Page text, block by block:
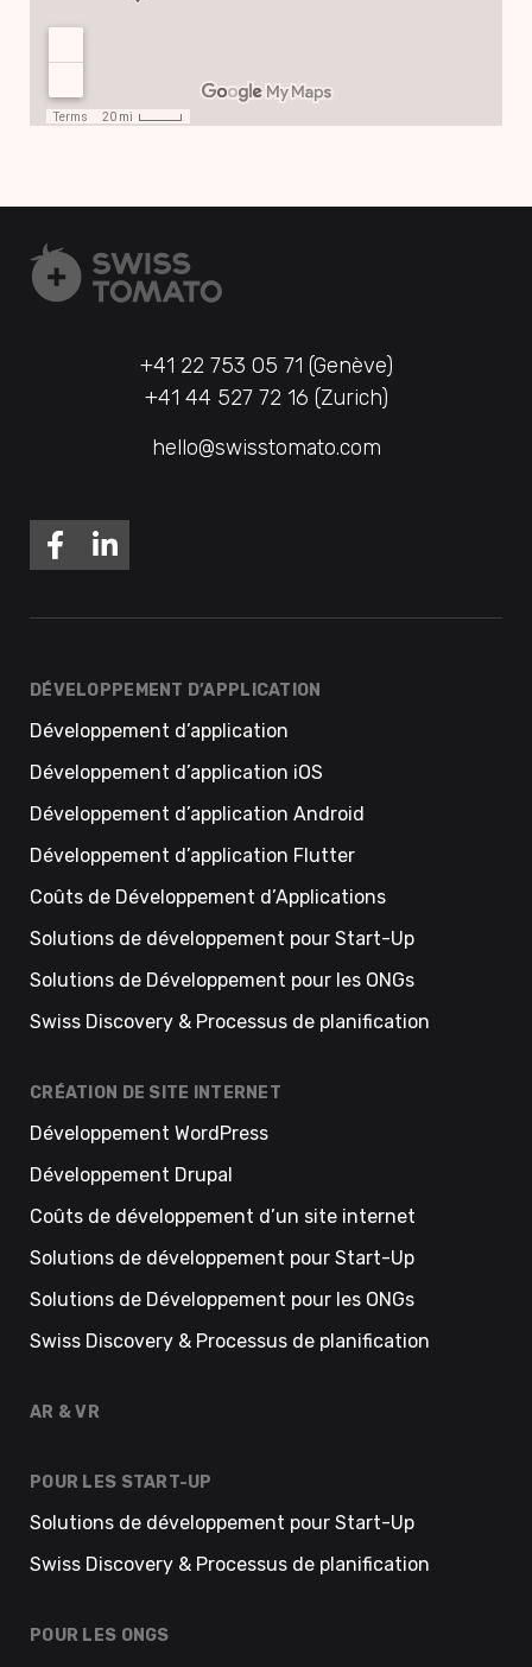
+41 22 753 05 71 (Genève)
+41 44 527 72 16 (Zurich)
hello@swisstomato.com
DÉVELOPPEMENT D’APPLICATION
Développement d’application
Développement d’application iOS
Développement d’application Android
Développement d’application Flutter
Coûts de Développement d’Applications
Solutions de développement pour Start-Up
Solutions de Développement pour les ONGs
Swiss Discovery & Processus de planification
CRÉATION DE SITE INTERNET
Développement WordPress
Développement Drupal
Coûts de développement d’un site internet
Solutions de développement pour Start-Up
Solutions de Développement pour les ONGs
Swiss Discovery & Processus de planification
AR & VR
POUR LES START-UP
Solutions de développement pour Start-Up
Swiss Discovery & Processus de planification
POUR LES ONGS